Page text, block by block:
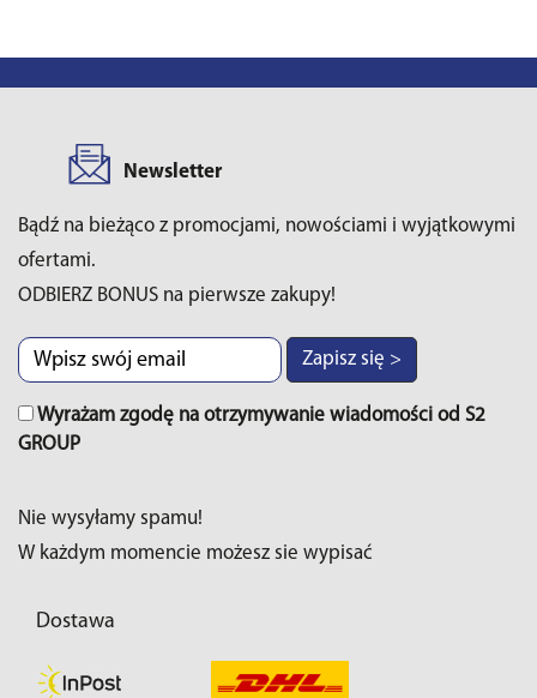
Newsletter
Bądź na bieżąco z promocjami, nowościami i wyjątkowymi
ofertami.
ODBIERZ BONUS na pierwsze zakupy!
Zapisz się >
Wyrażam zgodę na otrzymywanie wiadomości od S2
GROUP
Nie wysyłamy spamu!
W każdym momencie możesz sie wypisać
Dostawa